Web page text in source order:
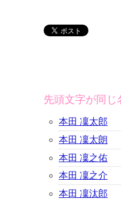
先頭文字が同じ
本田 凜太郎
本田 凜太朗
本田 凜之佑
本田 凜之介
本田 凜汰郎